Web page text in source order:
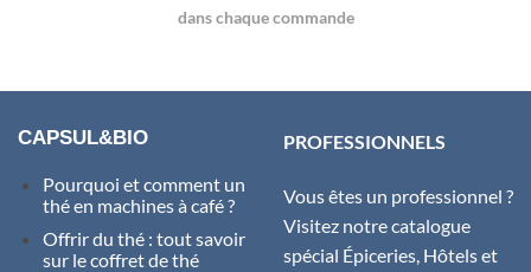
dans chaque commande
CAPSUL&BIO
Pourquoi et comment un
thé en machines à café ?
Offrir du thé : tout savoir
sur le coffret de thé
PROFESSIONNELS
Vous êtes un professionnel ?
Visitez notre catalogue
spécial Épiceries, Hôtels et